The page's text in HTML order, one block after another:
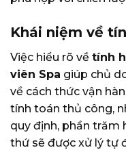
Khái niệm về
Việc hiểu rõ về tính
viên Spa giúp chủ
về cách thức vận
tính toán thủ công,
quy định, phần trăm
thứ sẽ được xử lý tự